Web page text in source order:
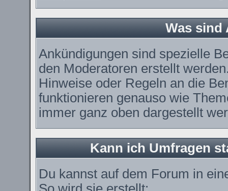
Was sind
Ankündigungen sind spezielle
den Moderatoren erstellt
Hinweise oder Regeln an die
funktionieren genauso wie
immer ganz oben dargestellt
Kann ich Umfragen
Du kannst auf dem Forum in